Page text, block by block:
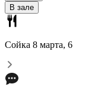
В зале
Сойка 8 марта, 6